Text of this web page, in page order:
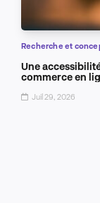
Recherche et
Une
commerce en
Juil 29, 2026